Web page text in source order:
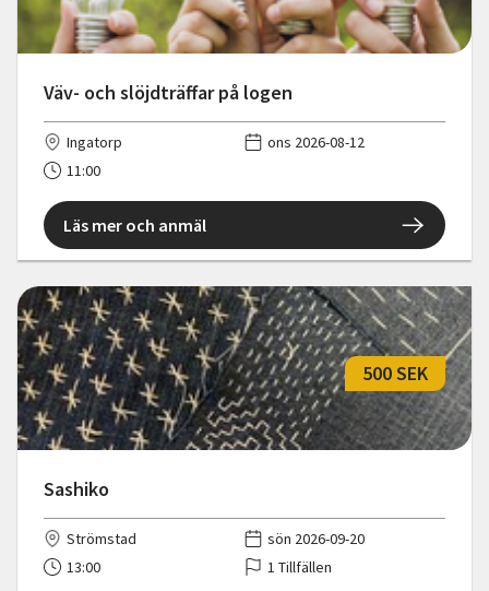
Väv- och slöjdträffar på logen
Ingatorp
ons 2026-08-12
11:00
Läs mer och anmäl
Sashiko
500 SEK
Strömstad
sön 2026-09-20
13:00
1 Tillfällen